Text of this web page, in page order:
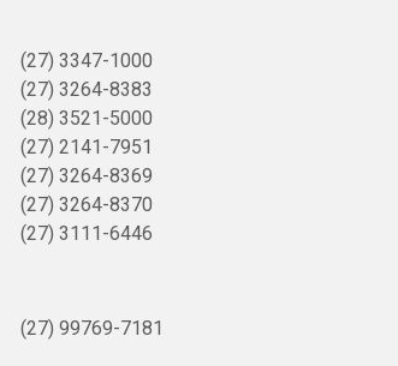
(27) 3347-1000
(27) 3264-8383
(28) 3521-5000
(27) 2141-7951
(27) 3264-8369
(27) 3264-8370
(27) 3111-6446
(27) 99769-7181